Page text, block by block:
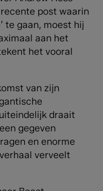
post waarin
te gaan, moest hij
aan het
het vooral
van zijn
draait
gegeven
en enorme
verveelt